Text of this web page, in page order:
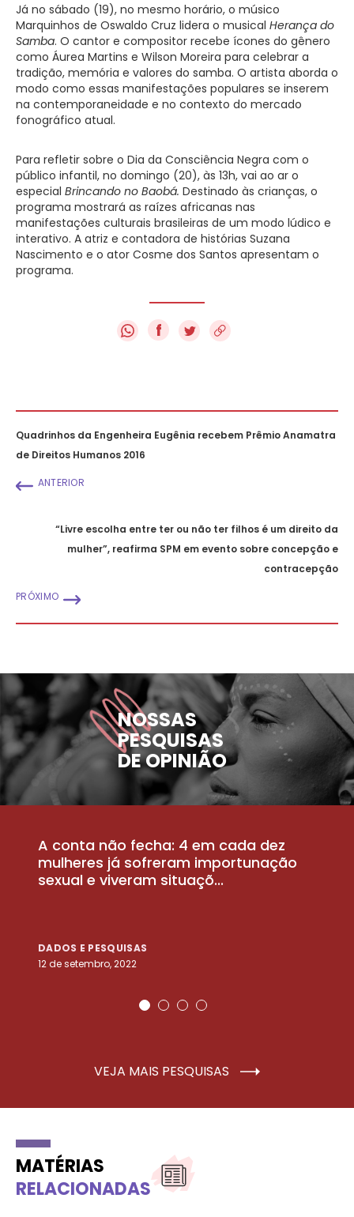
Já no sábado (19), no mesmo horário, o músico
Marquinhos de Oswaldo Cruz lidera o musical Herança do
Samba. O cantor e compositor recebe ícones do gênero
como Áurea Martins e Wilson Moreira para celebrar a
tradição, memória e valores do samba. O artista aborda o
modo como essas manifestações populares se inserem
na contemporaneidade e no contexto do mercado
fonográfico atual.
Para refletir sobre o Dia da Consciência Negra com o
público infantil, no domingo (20), às 13h, vai ao ar o
especial Brincando no Baobá. Destinado às crianças, o
programa mostrará as raízes africanas nas
manifestações culturais brasileiras de um modo lúdico e
interativo. A atriz e contadora de histórias Suzana
Nascimento e o ator Cosme dos Santos apresentam o
programa.
f
Quadrinhos da Engenheira Eugênia recebem Prêmio Anamatra
de Direitos Humanos 2016
ANTERIOR
“Livre escolha entre ter ou não ter filhos é um direito da
mulher”, reafirma SPM em evento sobre concepção e
contracepção
PRÓXIMO
NOSSAS
PESQUISAS
DE OPINIÃO
A conta não fecha: 4 em cada dez
mulheres já sofreram importunação
sexual e viveram situaçõ...
DADOS E PESQUISAS
12 de setembro, 2022
VEJA MAIS PESQUISAS
MATÉRIAS
RELACIONADAS